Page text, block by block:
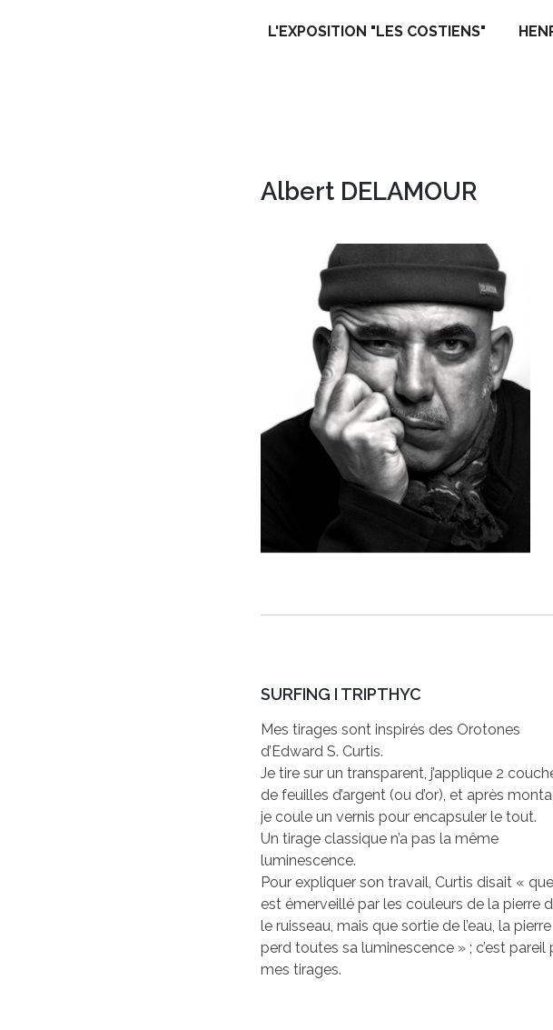
L'EXPOSITION "LES COSTIENS"
Albert DELAMOUR
SURFING I TRIPTHYC
Mes tirages sont inspirés des Orotones
d’Edward S. Curtis.
Je tire sur un transparent, j’applique 2
de feuilles d’argent (ou d’or), et après
je coule un vernis pour encapsuler le tout.
Un tirage classique n’a pas la même
luminescence.
Pour expliquer son travail, Curtis disait « que
est émerveillé par les couleurs de la pierre
le ruisseau, mais que sortie de l’eau, la pierre
perd toutes sa luminescence » ; c’est pareil
mes tirages.